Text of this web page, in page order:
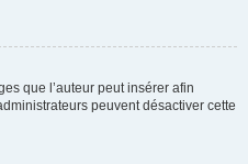
que l’auteur peut insérer afin
peuvent désactiver cette